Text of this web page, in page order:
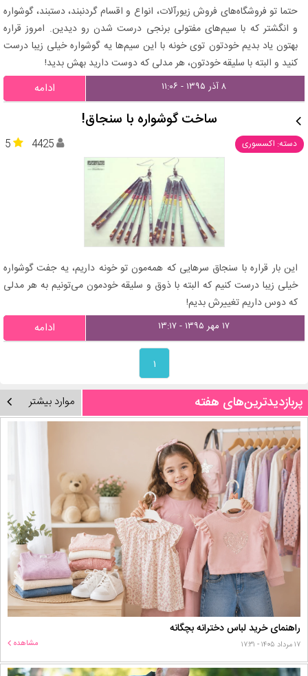
حتما تو فروشگاه‌های فروش زیورآلات، انواع و اقسام گردنبند، دستبند، گوشواره
و انگشتر که با سیم‌های مفتولی برنجی درست شدن رو دیدین. امروز قراره
بهتون یاد بدیم خودتون توی خونه با این سیم‌ها یه گوشواره خیلی زیبا درست
کنید و البته با سلیقه خودتون، هر مدلی که دوست دارید بهش بدید!
۸ آذر ۱۳۹۵ - ۱۱:۰۶ ادامه
ساخت گوشواره با سنجاق!
دسته: اکسسوری 5 4425
این بار قراره با سنجاق سرهایی که همه‌مون تو خونه داریم، یه جفت گوشواره
خیلی زیبا درست کنیم که البته با ذوق و سلیقه خودمون می‌تونیم به هر مدلی
که دوس داریم تغییرش بدیم!
۱۷ مهر ۱۳۹۵ - ۱۳:۱۷ ادامه
۱
پربازدیدترین‌های هفته موارد بیشتر
راهنمای خرید لباس دخترانه بچگانه
۱۷ مرداد ۱۴۰۵ - ۱۷:۳۱ مشاهده